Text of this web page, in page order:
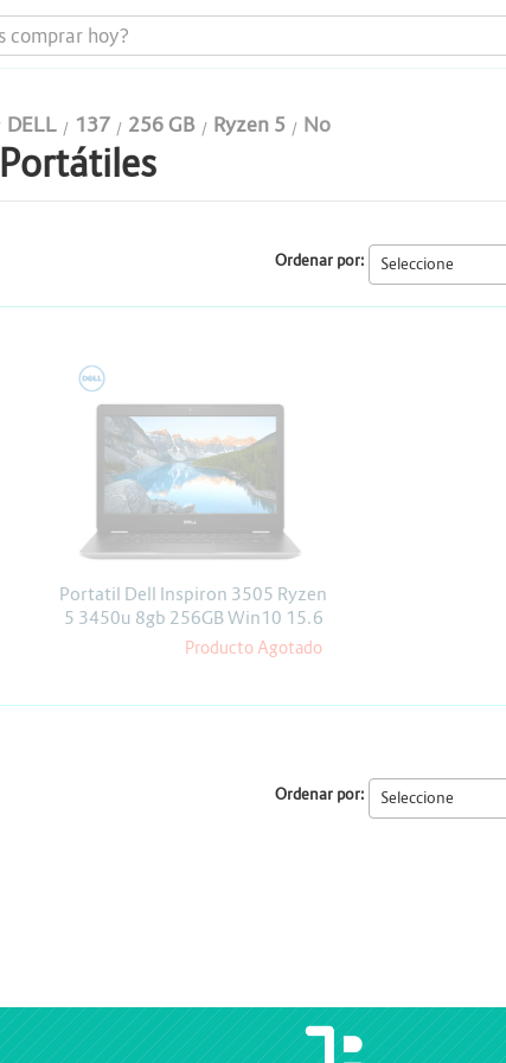
Todo en uno
Computadores
Impresoras
Almacenamiento y Repotenciación
Cables y conectividad
Proyectores
DELL 137 256 GB Ryzen 5 No
Portátiles
Ordenar por:
Portatil Dell Inspiron 3505 Ryzen
5 3450u 8gb 256GB Win10 15.6
DELL
Producto Agotado
Ordenar por: